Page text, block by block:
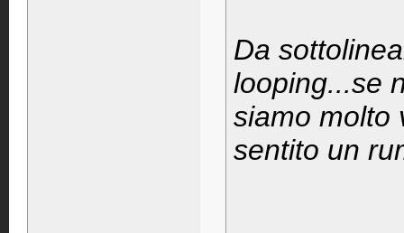
Da
looping...se
siamo molto
sentito un